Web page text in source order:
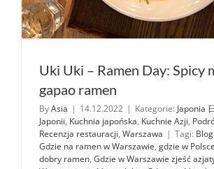
Uki Uki – Ramen Day: Spicy
gapao ramen
ByAsia | 14.12.2022 | Kategorie: Japonia
Japonii, Kuchnia japońska, Kuchnie Azji,
Recenzja restauracji, Warszawa | Tagi:
Gdzie na ramen w Warszawie, gdzie w
dobry ramen, Gdzie w Warszawie zjeść